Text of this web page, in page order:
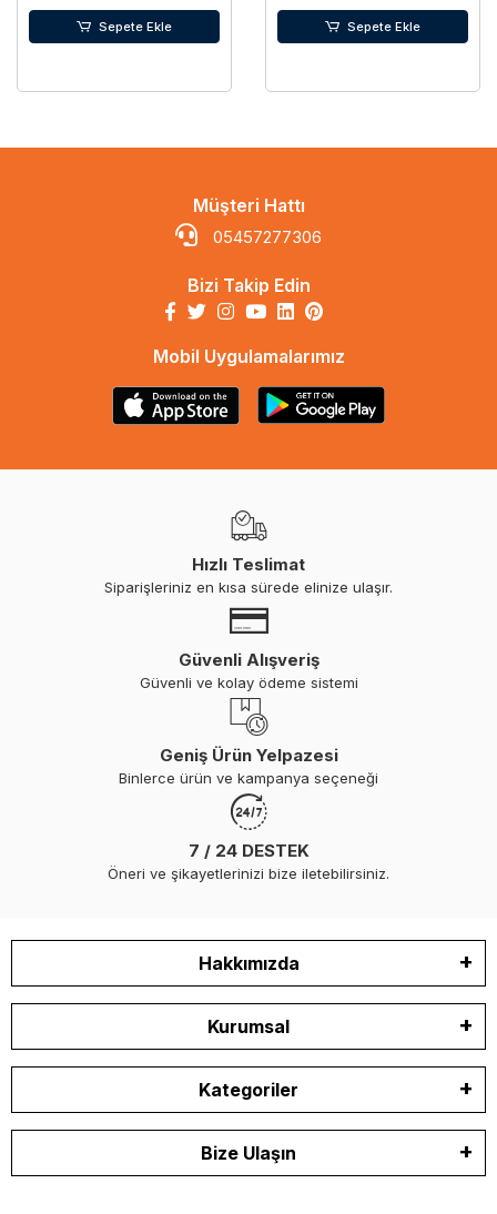
Sepete Ekle Sepete Ekle
Müşteri Hattı
05457277306
Bizi Takip Edin
Mobil Uygulamalarımız
Hızlı Teslimat
Siparişleriniz en kısa sürede elinize ulaşır.
Güvenli Alışveriş
Güvenli ve kolay ödeme sistemi
Geniş Ürün Yelpazesi
Binlerce ürün ve kampanya seçeneği
7 / 24 DESTEK
Öneri ve şikayetlerinizi bize iletebilirsiniz.
Hakkımızda
Kurumsal
Kategoriler
Bize Ulaşın